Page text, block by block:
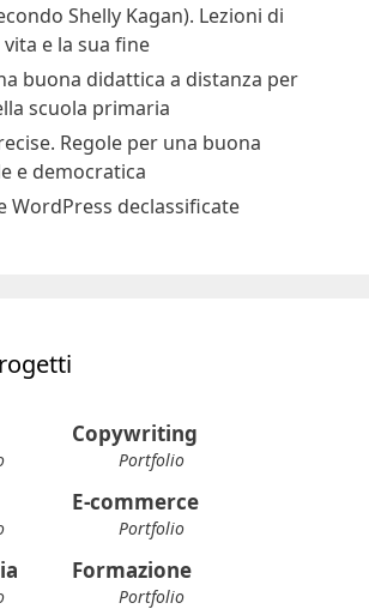
Shelly Kagan). Lezioni di
e la sua fine
buona didattica a distanza per
scuola primaria
Regole per una buona
e democratica
WordPress declassificate
Copywriting
Portfolio
E-commerce
Portfolio
Formazione
Portfolio